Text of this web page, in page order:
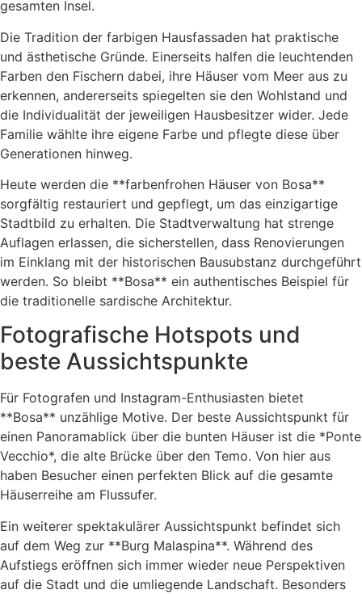
gesamten Insel.
Die Tradition der farbigen Hausfassaden hat praktische
und ästhetische Gründe. Einerseits halfen die leuchtenden
Farben den Fischern dabei, ihre Häuser vom Meer aus zu
erkennen, andererseits spiegelten sie den Wohlstand und
die Individualität der jeweiligen Hausbesitzer wider. Jede
Familie wählte ihre eigene Farbe und pflegte diese über
Generationen hinweg.
Heute werden die **farbenfrohen Häuser von Bosa**
sorgfältig restauriert und gepflegt, um das einzigartige
Stadtbild zu erhalten. Die Stadtverwaltung hat strenge
Auflagen erlassen, die sicherstellen, dass Renovierungen
im Einklang mit der historischen Bausubstanz durchgeführt
werden. So bleibt **Bosa** ein authentisches Beispiel für
die traditionelle sardische Architektur.
Fotografische Hotspots und
beste Aussichtspunkte
Für Fotografen und Instagram-Enthusiasten bietet
**Bosa** unzählige Motive. Der beste Aussichtspunkt für
einen Panoramablick über die bunten Häuser ist die *Ponte
Vecchio*, die alte Brücke über den Temo. Von hier aus
haben Besucher einen perfekten Blick auf die gesamte
Häuserreihe am Flussufer.
Ein weiterer spektakulärer Aussichtspunkt befindet sich
auf dem Weg zur **Burg Malaspina**. Während des
Aufstiegs eröffnen sich immer wieder neue Perspektiven
auf die Stadt und die umliegende Landschaft. Besonders